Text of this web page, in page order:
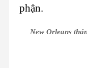
phận.
New Orleans